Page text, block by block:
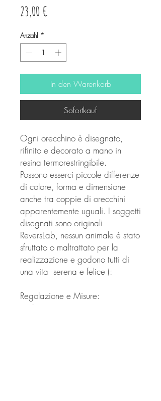
23,00 €
Anzahl *
In den Warenkorb
Sofortkauf
Ogni orecchino è disegnato,
rifinito e decorato a mano in
resina termorestringibile.
Possono esserci piccole differenze
di colore, forma e dimensione
anche tra coppie di orecchini
apparentemente uguali. I soggetti
disegnati sono originali
ReversLab, nessun animale è stato
sfruttato o maltrattato per la
realizzazione e godono tutti di
una vita serena e felice (:
Regolazione e Misure:
tra le misure si possono trovare i